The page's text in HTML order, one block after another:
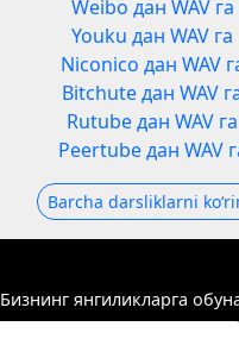
Weibo дан WAV га
Youku дан WAV га
Niconico дан WAV
Bitchute дан WAV
Rutube дан WAV га
Peertube дан WAV
Barcha darsliklarni
Бизнинг янгиликларга